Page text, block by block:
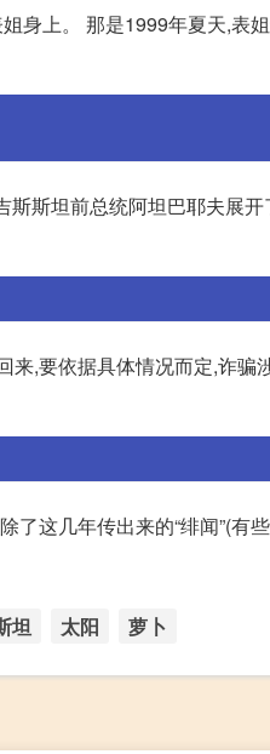
身上。 那是1999年夏天,表
斯坦前总统阿坦巴耶夫展
,要依据具体情况而定,诈骗
这几年传出来的“绯闻”(有
坦 太阳 萝卜